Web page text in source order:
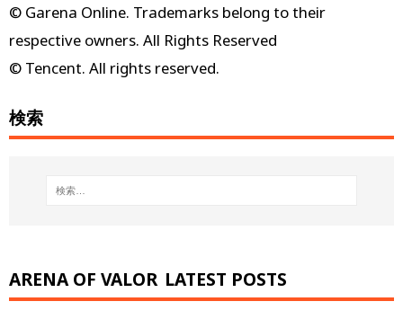
© Garena Online. Trademarks belong to their
respective owners. All Rights Reserved
© Tencent. All rights reserved.
検索
ARENA OF VALOR LATEST POSTS